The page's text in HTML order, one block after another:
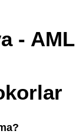
- AML